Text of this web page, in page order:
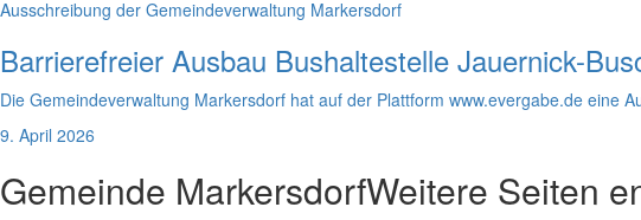
Ausschreibung der Gemeindeverwaltung Markersdorf
Barrierefreier Ausbau Bushaltestelle Jauernick-
Die Gemeindeverwaltung Markersdorf hat auf der Plattform www.evergabe.de eine
9. April 2026
Gemeinde MarkersdorfWeitere Seiten